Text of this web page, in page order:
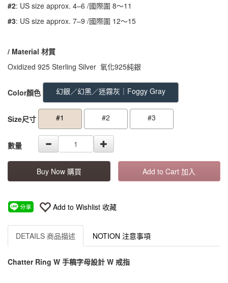
#2: US size approx. 4–6 /國際圍 8～11
#3: US size approx. 7–9 /國際圍 12～15
/ Material 材質
Oxidized 925 Sterling Silver 氧化925純銀
GOODS000000000000000000535
Color顏色 幻銀／幻黑／迷霧灰｜Foggy Gray
Size尺寸 #1 #2 #3
數量
Buy Now 購買 Add to Cart 加入
Add to Wishlist 收藏
DETAILS 商品描述 NOTION 注意事項
Chatter Ring W 手稿字母設計 W 戒指